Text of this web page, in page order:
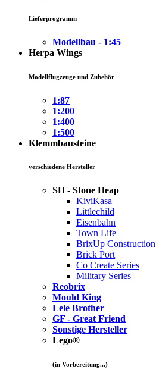
Lieferprogramm
Modellbau - 1:45
Herpa Wings
Modellflugzeuge und Zubehör
1:87
1:200
1:400
1:500
Klemmbausteine
verschiedene Hersteller
SH - Stone Heap
KiviKasa
Littlechild
Eisenbahn
Town Life
BrixUp Construction
Brick Port
Co Create Series
Military Series
Reobrix
Mould King
Lele Brother
GF - Great Friend
Sonstige Hersteller
Lego®
(in Vorbereitung...)